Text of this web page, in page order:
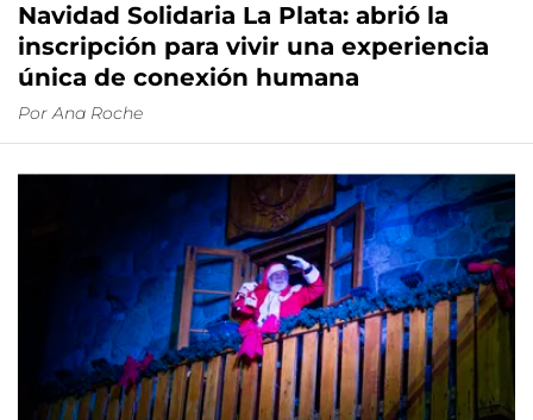
Navidad Solidaria La Plata: abrió la
inscripción para vivir una experiencia
única de conexión humana
Por Ana Roche